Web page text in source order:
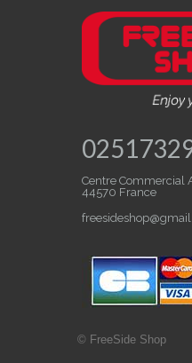
Centre Commercial
44570 France
© FreeSide Shop